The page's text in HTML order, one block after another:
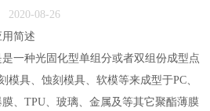
2020-08-26
简述
种光固化型单组分或者双组份成型点
模具、蚀刻模具、软模等来成型于PC、
、TPU、玻璃、金属及等其它聚酯薄膜